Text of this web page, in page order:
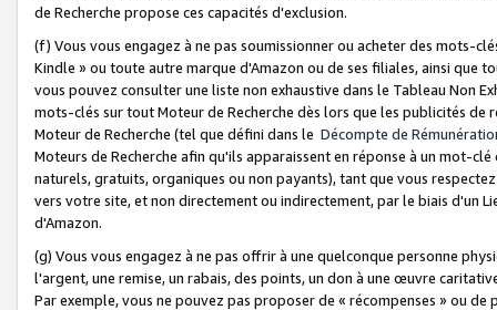
de Recherche propose ces capacités d'exclusion.
(f) Vous vous engagez à ne pas soumissionner ou acheter des mots-
Kindle » ou toute autre marque d'Amazon ou de ses filiales, ainsi que
vous pouvez consulter une liste non exhaustive dans le Tableau Non
mots-clés sur tout Moteur de Recherche dès lors que les publicités de
Moteur de Recherche (tel que défini dans le Décompte de
Moteurs de Recherche afin qu'ils apparaissent en réponse à un mot-
naturels, gratuits, organiques ou non payants), tant que vous
vers votre site, et non directement ou indirectement, par le biais d'un
d'Amazon.
(g) Vous vous engagez à ne pas offrir à une quelconque personne
l'argent, une remise, un rabais, des points, un don à une œuvre
Par exemple, vous ne pouvez pas proposer de « récompenses » ou